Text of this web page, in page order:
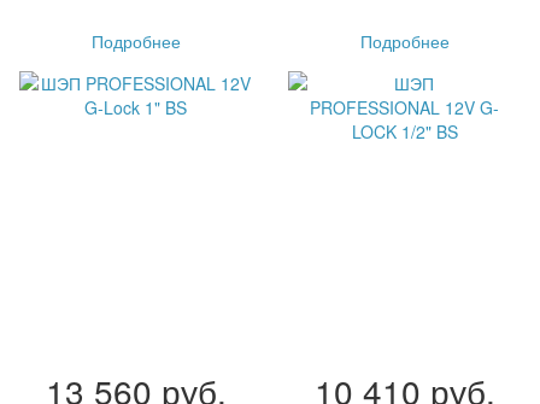
Подробнее Подробнее
13 560 руб. 10 410 руб.